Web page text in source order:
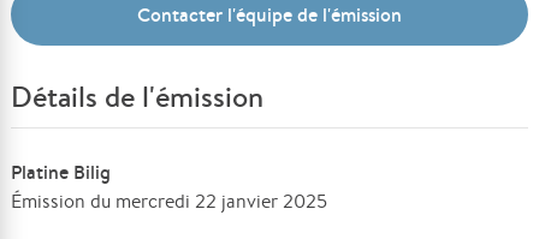
Contacter l'équipe de l'émission
Détails de l'émission
Platine Bilig
Émission du mercredi 22 janvier 2025